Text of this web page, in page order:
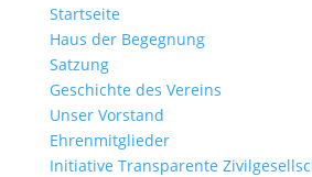
Startseite
Haus der Begegnung
Satzung
Geschichte des Vereins
Unser Vorstand
Ehrenmitglieder
Initiative Transparente